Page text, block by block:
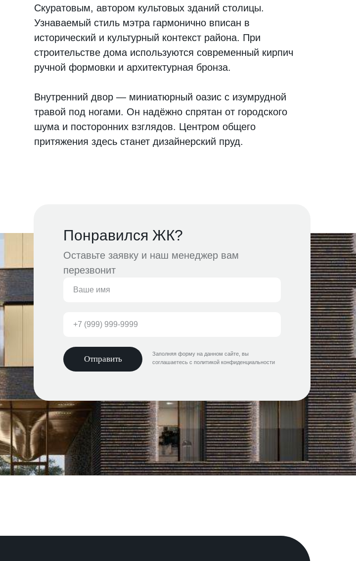
Скуратовым, автором культовых зданий столицы.
Узнаваемый стиль мэтра гармонично вписан в
исторический и культурный контекст района. При
строительстве дома используются современный кирпич
ручной формовки и архитектурная бронза.
Внутренний двор — миниатюрный оазис с изумрудной
травой под ногами. Он надёжно спрятан от городского
шума и посторонних взглядов. Центром общего
притяжения здесь станет дизайнерский пруд.
Отправить
Оставьте заявку и наш менеджер вам
перезвонит
Понравился ЖК?
Заполняя форму на данном сайте, вы
соглашаетесь с политикой конфиденциальности